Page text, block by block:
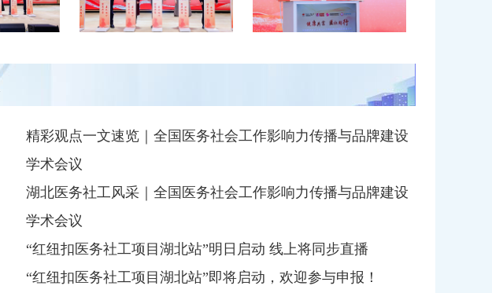
精彩观点一文速览｜全国医务社会工作影响力传播与品牌建设
学术会议
湖北医务社工风采｜全国医务社会工作影响力传播与品牌建设
学术会议
“红纽扣医务社工项目湖北站”明日启动 线上将同步直播
“红纽扣医务社工项目湖北站”即将启动，欢迎参与申报！